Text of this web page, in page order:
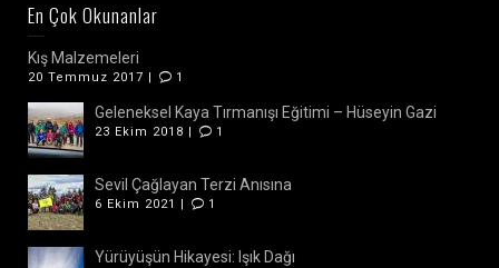
En Çok Okunanlar
Kış Malzemeleri
20 Temmuz 2017 | 1
Geleneksel Kaya Tırmanışı Eğitimi – Hüseyin Gazi
23 Ekim 2018 | 1
Sevil Çağlayan Terzi Anısına
6 Ekim 2021 | 1
Yürüyüşün Hikayesi: Işık Dağı